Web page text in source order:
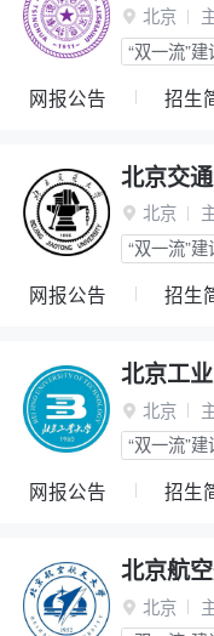
 北京
“双一流”
网报公告 招生
北京交
 北京
“双一流”
网报公告 招生
北京工
 北京
“双一流”
网报公告 招生
北京航
 北京